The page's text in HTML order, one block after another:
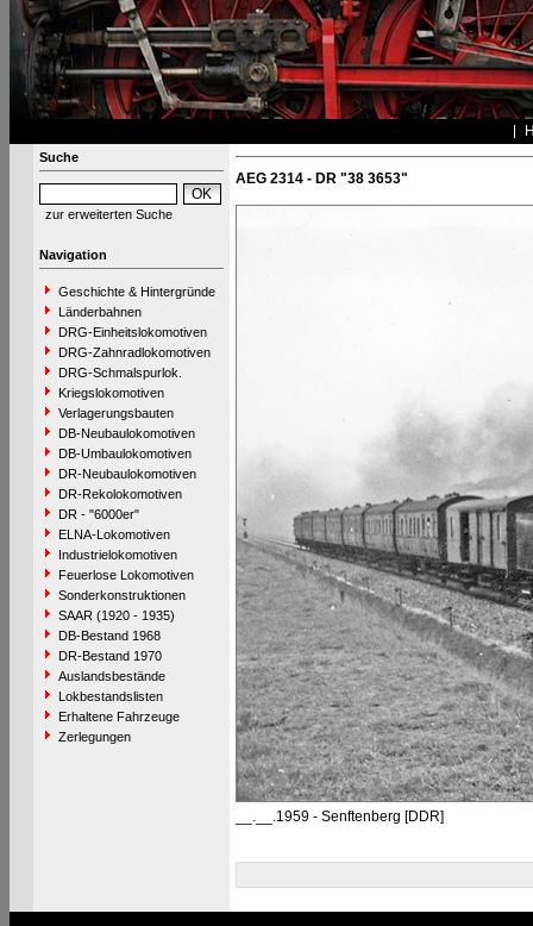
Suche
zur erweiterten Suche
Navigation
Geschichte & Hintergründe
Länderbahnen
DRG-Einheitslokomotiven
DRG-Zahnradlokomotiven
DRG-Schmalspurlok.
Kriegslokomotiven
Verlagerungsbauten
DB-Neubaulokomotiven
DB-Umbaulokomotiven
DR-Neubaulokomotiven
DR-Rekolokomotiven
DR - "6000er"
ELNA-Lokomotiven
Industrielokomotiven
Feuerlose Lokomotiven
Sonderkonstruktionen
SAAR (1920 - 1935)
DB-Bestand 1968
DR-Bestand 1970
Auslandsbestände
Lokbestandslisten
Erhaltene Fahrzeuge
Zerlegungen
AEG 2314 - DR "38 3653"
__.__.1959 - Senftenberg [DDR]